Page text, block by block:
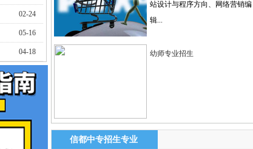
02-24
05-16
04-18
站设计与程序方向、网络营销编
辑...
幼师专业招生
信都中专招生专业